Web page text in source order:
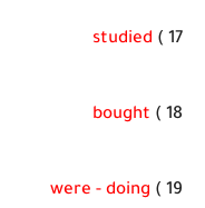
17 )
studied
18 )
bought
19 )
were - doing